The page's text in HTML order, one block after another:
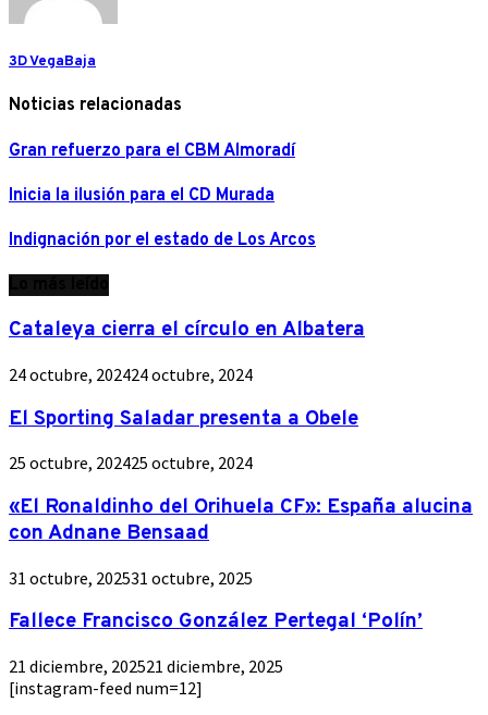
3D VegaBaja
Noticias relacionadas
Gran refuerzo para el CBM Almoradí
Inicia la ilusión para el CD Murada
Indignación por el estado de Los Arcos
Cataleya cierra el círculo en Albatera
24 octubre, 202424 octubre, 2024
El Sporting Saladar presenta a Obele
25 octubre, 202425 octubre, 2024
«El Ronaldinho del Orihuela CF»: España alucina
con Adnane Bensaad
31 octubre, 202531 octubre, 2025
Fallece Francisco González Pertegal ‘Polín’
21 diciembre, 202521 diciembre, 2025
[instagram-feed num=12]